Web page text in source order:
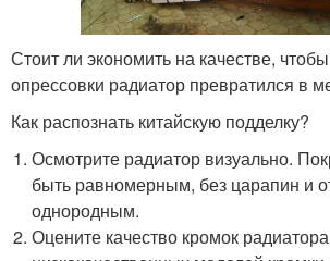
Стоит ли экономить на качестве,
опрессовки радиатор превратился в
Как распознать китайскую подделку?
Осмотрите радиатор визуально.
быть равномерным, без царапин и
однородным.
Оцените качество кромок